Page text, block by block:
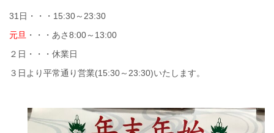
31日・・・15:30～23:30
元旦 ・・・あさ8:00～13:00
２日・・・休業日
３日より平常通り営業(15:30～23:30)いたします。